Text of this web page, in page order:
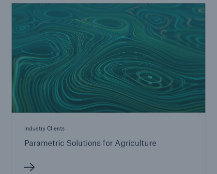
Industry Clients
Parametric Solutions for Agriculture